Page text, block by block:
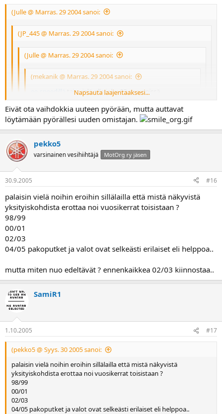
(Julle @ Marras. 29 2004 sanoi:
(JP_445 @ Marras. 29 2004 sanoi:
(Julle @ Marras. 29 2004 sanoi:
(mekanik @ Marras. 29 2004 sanoi:
tais vielä olla joku 03 myynnissä.
sanoi:
YAMAHA YZF R1 Viimeiset 2003 14990e
Napsauta laajentaaksesi...
Ikävä kyllä eivät taida ottaa vanhaa vaihdossa...? Ja omaa ei
taida saada myytyä ennen kevättä minnekkään. Eli pitää
jatkaa etsiskelyä. -Vaikka ihan huviksenihan minä vaan näitä
kyselen
Näytti siellä olevan käytettyjä myös myynnissä... Josko olisivat
vaihtaneet... Ainakin se T-Ace näytti tutulta
Napsauta laajentaaksesi...
Juu, pitänee kysellä. Muistaakseni vaan keväällä kyselin asiaa ja
silloin eivät ainakaan ottaneet vaihtopyöriä...
Ja etusivulla on maininta "Ostamme ja myymme pyöriä, emme tee
vaihtokauppoja. (Poikkeuksena käytetyt kulkimet)"
Napsauta laajentaaksesi...
Eivät ota vaihdokkia uuteen pyörään, mutta auttavat
löytämään pyörällesi uuden omistajan.
pekko5
varsinainen vesihiihtäjä MotOrg ry jäsen
30.9.2005 #16
palaisin vielä noihin eroihin sillälailla että mistä näkyvistä
yksityiskohdista erottaa noi vuosikerrat toisistaan ?
98/99
00/01
02/03
04/05 pakoputket ja valot ovat selkeästi erilaiset eli helppoa..
mutta miten nuo edeltävät ? ennenkaikkea 02/03 kiinnostaa..
SamiR1
1.10.2005 #17
(pekko5 @ Syys. 30 2005 sanoi:
palaisin vielä noihin eroihin sillälailla että mistä näkyvistä
yksityiskohdista erottaa noi vuosikerrat toisistaan ?
98/99
00/01
02/03
04/05 pakoputket ja valot ovat selkeästi erilaiset eli helppoa..